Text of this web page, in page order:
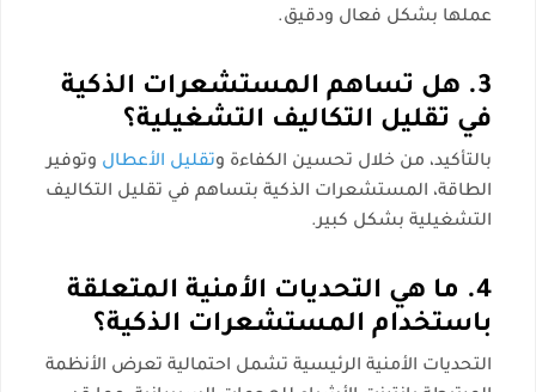
عملها بشكل فعال ودقيق.
3. هل تساهم المستشعرات الذكية
في تقليل التكاليف التشغيلية؟
بالتأكيد، من خلال تحسين الكفاءة وتقليل الأعطال وتوفير
الطاقة، المستشعرات الذكية بتساهم في تقليل التكاليف
التشغيلية بشكل كبير.
4. ما هي التحديات الأمنية المتعلقة
باستخدام المستشعرات الذكية؟
التحديات الأمنية الرئيسية تشمل احتمالية تعرض الأنظمة